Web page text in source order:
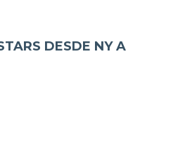
DESDE NY A